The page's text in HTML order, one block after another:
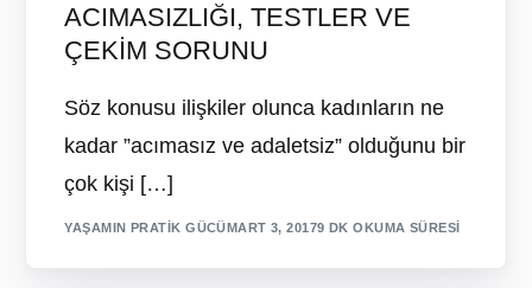
ACIMASIZLIĞI, TESTLER VE
ÇEKİM SORUNU
Söz konusu ilişkiler olunca kadınların ne
kadar ”acımasız ve adaletsiz” olduğunu bir
çok kişi […]
YAŞAMIN PRATIK GÜCÜMART 3, 20179 DK OKUMA SÜRESI